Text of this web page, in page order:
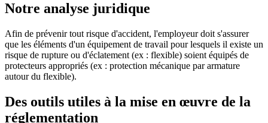
Notre analyse juridique
Afin de prévenir tout risque d'accident, l'employeur doit s'assurer
que les éléments d'un équipement de travail pour lesquels il existe un
risque de rupture ou d'éclatement (ex : flexible) soient équipés de
protecteurs appropriés (ex : protection mécanique par armature
autour du flexible).
Des outils utiles à la mise en œuvre de la
réglementation